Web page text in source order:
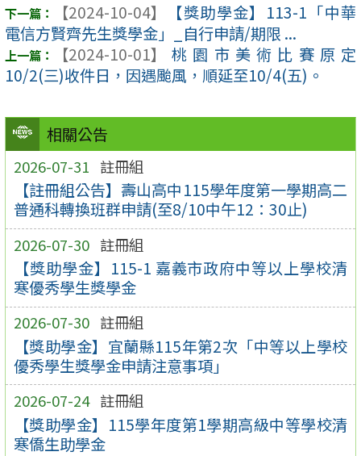
相關公告
2026-07-31 註冊組
【註冊組公告】壽山高中115學年度第一學期高二
普通科轉換班群申請(至8/10中午12：30止)
2026-07-30 註冊組
【獎助學金】115-1 嘉義市政府中等以上學校清
寒優秀學生獎學金
2026-07-30 註冊組
【獎助學金】宜蘭縣115年第2次「中等以上學校
優秀學生獎學金申請注意事項」
2026-07-24 註冊組
【獎助學金】115學年度第1學期高級中等學校清
寒僑生助學金
【2024-10-04】
【獎助學金】113-1「中華
電信方賢齊先生獎學金」_自行申請/期限 ...
【2024-10-01】
桃園市美術比賽原定
10/2(三)收件日，因遇颱風，順延至10/4(五)。